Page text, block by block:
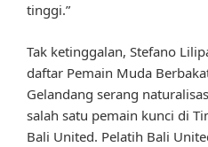
tinggi.”
Tak ketinggalan, Stefano
daftar Pemain Muda
Gelandang serang
salah satu pemain kunci di
Bali United. Pelatih Bali